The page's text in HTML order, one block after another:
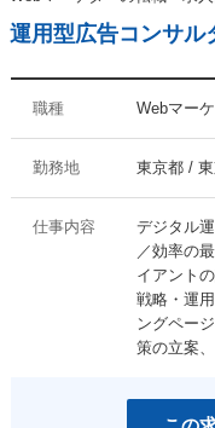
MAYA
SEM
社員食
オフィ
20代活
スポー
運用型広告コンサル
職種 Webマー
勤務地 東京都 /
仕事内容
デジタル
／効率の
イアント
戦略・運
ングペー
策の立案